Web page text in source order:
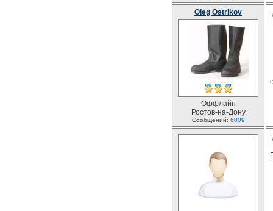
Oleg Ostrikov
Оффлайн
Ростов-на-Дону
Сообщений: 6009